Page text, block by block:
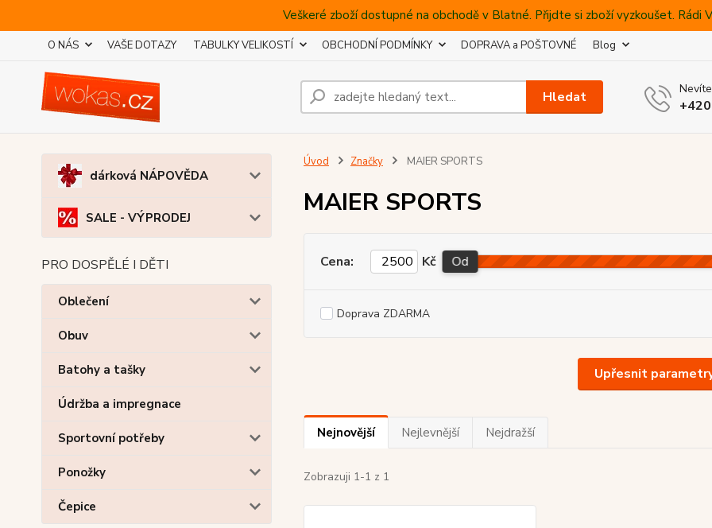
Veškeré zboží dostupné na obchodě v Blatné. Přijdte si zboží vyzkoušet. Rádi
O NÁS VAŠE DOTAZY TABULKY VELIKOSTÍ OBCHODNÍ PODMÍNKY DOPRAVA a POŠTOVNÉ Blog
Hledat
dárková NÁPOVĚDA
SALE - VÝPRODEJ
PRO DOSPĚLÉ I DĚTI
Oblečení
Obuv
Batohy a tašky
Údržba a impregnace
Sportovní potřeby
Ponožky
Čepice
Úvod Značky MAIER SPORTS
MAIER SPORTS
Upřesnit
Cena: Kč Od
Doprava ZDARMA
Nejnovější Nejlevnější Nejdražší
Zobrazuji 1-1 z 1